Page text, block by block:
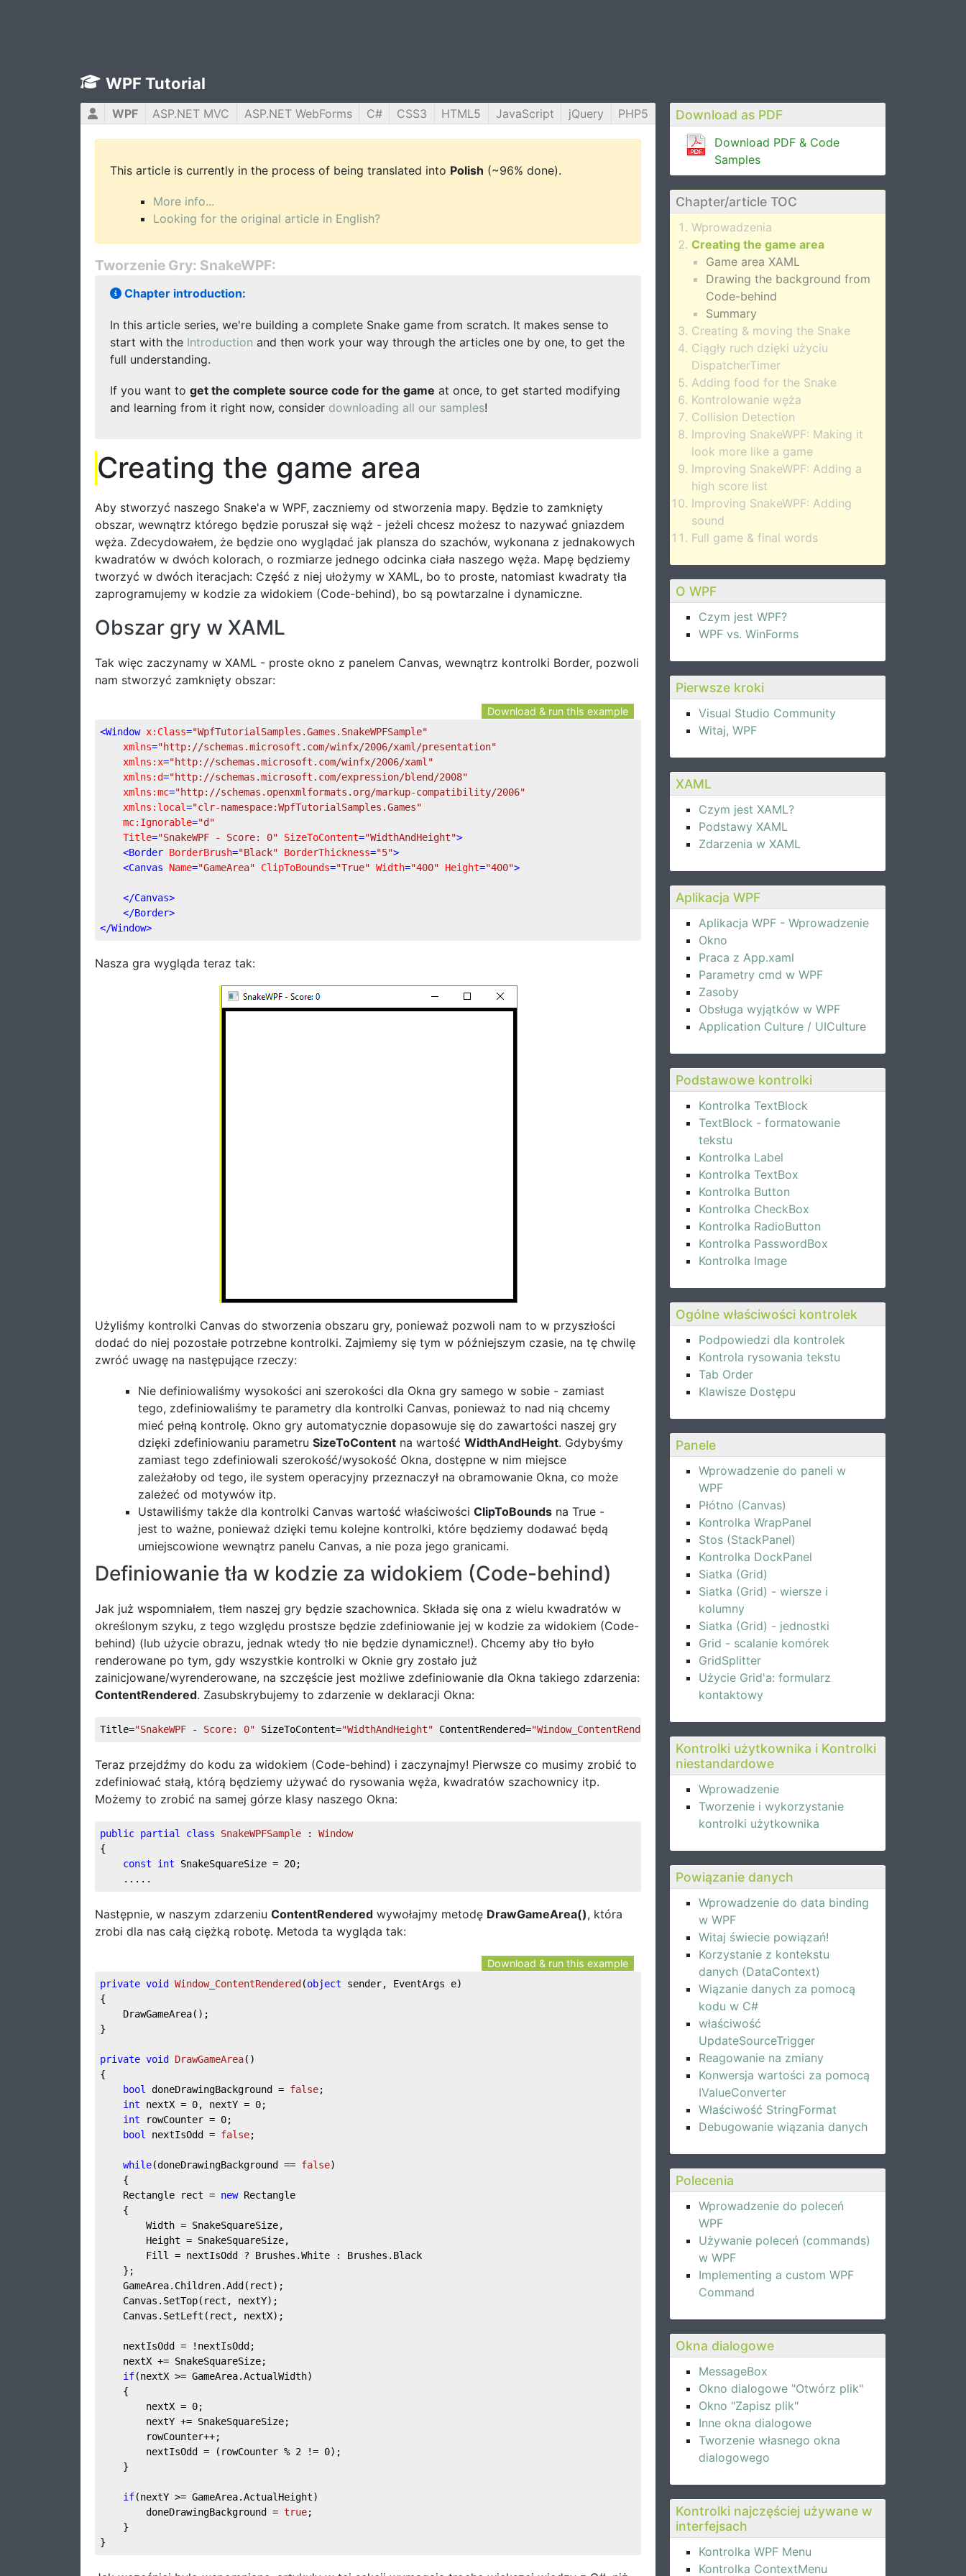
WPF Tutorial
Download as PDF
Download PDF & Code
Samples
Chapter/article TOC
Wprowadzenia
Creating the game area
Game area XAML
Drawing the background from
Code-behind
Summary
Creating & moving the Snake
Ciągły ruch dzięki użyciu
DispatcherTimer
Adding food for the Snake
Kontrolowanie węża
Collision Detection
Improving SnakeWPF: Making it
look more like a game
Improving SnakeWPF: Adding a
high score list
Improving SnakeWPF: Adding
sound
Full game & final words
O WPF
Czym jest WPF?
WPF vs. WinForms
Pierwsze kroki
Visual Studio Community
Witaj, WPF
XAML
Czym jest XAML?
Podstawy XAML
Zdarzenia w XAML
Aplikacja WPF
Aplikacja WPF - Wprowadzenie
Okno
Praca z App.xaml
Parametry cmd w WPF
Zasoby
Obsługa wyjątków w WPF
Application Culture / UICulture
Podstawowe kontrolki
Kontrolka TextBlock
TextBlock - formatowanie
tekstu
Kontrolka Label
Kontrolka TextBox
Kontrolka Button
Kontrolka CheckBox
Kontrolka RadioButton
Kontrolka PasswordBox
Kontrolka Image
Ogólne właściwości kontrolek
Podpowiedzi dla kontrolek
Kontrola rysowania tekstu
Tab Order
Klawisze Dostępu
Panele
Wprowadzenie do paneli w
WPF
Płótno (Canvas)
Kontrolka WrapPanel
Stos (StackPanel)
Kontrolka DockPanel
Siatka (Grid)
Siatka (Grid) - wiersze i
kolumny
Siatka (Grid) - jednostki
Grid - scalanie komórek
GridSplitter
Użycie Grid'a: formularz
kontaktowy
Kontrolki użytkownika i Kontrolki
niestandardowe
Wprowadzenie
Tworzenie i wykorzystanie
kontrolki użytkownika
Powiązanie danych
Wprowadzenie do data binding
w WPF
Witaj świecie powiązań!
Korzystanie z kontekstu
danych (DataContext)
Wiązanie danych za pomocą
kodu w C#
właściwość
UpdateSourceTrigger
Reagowanie na zmiany
Konwersja wartości za pomocą
IValueConverter
Właściwość StringFormat
Debugowanie wiązania danych
Polecenia
Wprowadzenie do poleceń
WPF
Używanie poleceń (commands)
w WPF
Implementing a custom WPF
Command
Okna dialogowe
MessageBox
Okno dialogowe "Otwórz plik"
Okno "Zapisz plik"
Inne okna dialogowe
Tworzenie własnego okna
dialogowego
Kontrolki najczęściej używane w
interfejsach
Kontrolka WPF Menu
Kontrolka ContextMenu
WPF ASP.NET MVC ASP.NET WebForms C# CSS3 HTML5 JavaScript jQuery PHP5
This article is currently in the process of being translated into Polish (~96% done).
More info...
Looking for the original article in English?
Tworzenie Gry: SnakeWPF:
Chapter introduction:
In this article series, we're building a complete Snake game from scratch. It makes sense to
start with the Introduction and then work your way through the articles one by one, to get the
full understanding.
If you want to get the complete source code for the game at once, to get started modifying
and learning from it right now, consider downloading all our samples!
Creating the game area
Aby stworzyć naszego Snake'a w WPF, zaczniemy od stworzenia mapy. Będzie to zamknięty
obszar, wewnątrz którego będzie poruszał się wąż - jeżeli chcesz możesz to nazywać gniazdem
węża. Zdecydowałem, że będzie ono wyglądać jak plansza do szachów, wykonana z jednakowych
kwadratów w dwóch kolorach, o rozmiarze jednego odcinka ciała naszego węża. Mapę będziemy
tworzyć w dwóch iteracjach: Część z niej ułożymy w XAML, bo to proste, natomiast kwadraty tła
zaprogramujemy w kodzie za widokiem (Code-behind), bo są powtarzalne i dynamiczne.
Obszar gry w XAML
Tak więc zaczynamy w XAML - proste okno z panelem Canvas, wewnątrz kontrolki Border, pozwoli
nam stworzyć zamknięty obszar:
Download & run this example
<Window x:Class="WpfTutorialSamples.Games.SnakeWPFSample"
xmlns="http://schemas.microsoft.com/winfx/2006/xaml/presentation"
xmlns:x="http://schemas.microsoft.com/winfx/2006/xaml"
xmlns:d="http://schemas.microsoft.com/expression/blend/2008"
xmlns:mc="http://schemas.openxmlformats.org/markup-compatibility/2006"
xmlns:local="clr-namespace:WpfTutorialSamples.Games"
mc:Ignorable="d"
Title="SnakeWPF - Score: 0" SizeToContent="WidthAndHeight">
<Border BorderBrush="Black" BorderThickness="5">
<Canvas Name="GameArea" ClipToBounds="True" Width="400" Height="400">
</Canvas>
</Border>
</Window>
Nasza gra wygląda teraz tak:
Użyliśmy kontrolki Canvas do stworzenia obszaru gry, ponieważ pozwoli nam to w przyszłości
dodać do niej pozostałe potrzebne kontrolki. Zajmiemy się tym w późniejszym czasie, na tę chwilę
zwróć uwagę na następujące rzeczy:
Nie definiowaliśmy wysokości ani szerokości dla Okna gry samego w sobie - zamiast
tego, zdefiniowaliśmy te parametry dla kontrolki Canvas, ponieważ to nad nią chcemy
mieć pełną kontrolę. Okno gry automatycznie dopasowuje się do zawartości naszej gry
dzięki zdefiniowaniu parametru SizeToContent na wartość WidthAndHeight. Gdybyśmy
zamiast tego zdefiniowali szerokość/wysokość Okna, dostępne w nim miejsce
zależałoby od tego, ile system operacyjny przeznaczył na obramowanie Okna, co może
zależeć od motywów itp.
Ustawiliśmy także dla kontrolki Canvas wartość właściwości ClipToBounds na True -
jest to ważne, ponieważ dzięki temu kolejne kontrolki, które będziemy dodawać będą
umiejscowione wewnątrz panelu Canvas, a nie poza jego granicami.
Definiowanie tła w kodzie za widokiem (Code-behind)
Jak już wspomniałem, tłem naszej gry będzie szachownica. Składa się ona z wielu kwadratów w
określonym szyku, z tego względu prostsze będzie zdefiniowanie jej w kodzie za widokiem (Code-
behind) (lub użycie obrazu, jednak wtedy tło nie będzie dynamiczne!). Chcemy aby tło było
renderowane po tym, gdy wszystkie kontrolki w Oknie gry zostało już
zainicjowane/wyrenderowane, na szczęście jest możliwe zdefiniowanie dla Okna takiego zdarzenia:
ContentRendered. Zasubskrybujemy to zdarzenie w deklaracji Okna:
Title="SnakeWPF - Score: 0" SizeToContent="WidthAndHeight" ContentRendered="Window_ContentRendered"
Teraz przejdźmy do kodu za widokiem (Code-behind) i zaczynajmy! Pierwsze co musimy zrobić to
zdefiniować stałą, którą będziemy używać do rysowania węża, kwadratów szachownicy itp.
Możemy to zrobić na samej górze klasy naszego Okna:
public partial class SnakeWPFSample : Window
{
const
int SnakeSquareSize = 20;
.....
Następnie, w naszym zdarzeniu ContentRendered wywołajmy metodę DrawGameArea(), która
zrobi dla nas całą ciężką robotę. Metoda ta wygląda tak:
Download & run this example
private void Window_ContentRendered(object sender, EventArgs e)
{
DrawGameArea();
}
private void DrawGameArea( )
{
bool
doneDrawingBackground = false;
int nextX = 0, nextY = 0;
int rowCounter = 0;
bool
nextIsOdd = false;
while(doneDrawingBackground == false)
{
    Rectangle rect =
new Rectangle
    {
        Width = SnakeSquareSize,
        Height = SnakeSquareSize,
        Fill = nextIsOdd ? Brushes.White : Brushes.Black
    };
    GameArea.Children.Add(rect);
    Canvas.SetTop(rect, nextY);
    Canvas.SetLeft(rect, nextX);
    nextIsOdd = !nextIsOdd;
    nextX += SnakeSquareSize;
if(nextX >= GameArea.ActualWidth)
    {
        nextX =
0;
        nextY += SnakeSquareSize;
        rowCounter++;
        nextIsOdd = (rowCounter %
2 != 0);
    }
if(nextY >= GameArea.ActualHeight)
        doneDrawingBackground =
true;
}
}